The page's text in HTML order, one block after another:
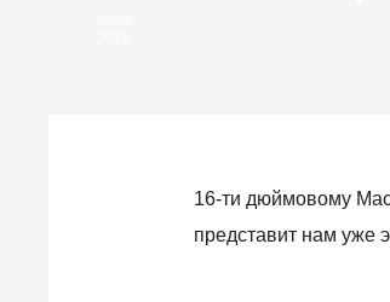
16-ти дюймовому
представит нам уже